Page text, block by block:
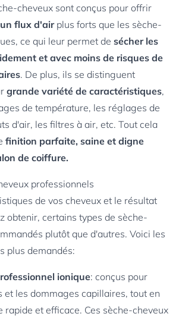
cheveux sont conçus pour offrir
flux d'airplus forts que les sèche-
ce qui leur permet de sécher les
et avec moins de risques de
. De plus, ils se distinguent
grande variété de caractéristiques,
de température, les réglages de
d'air, les filtres à air, etc. Tout cela
finition parfaite, saine et digne
de coiffure.
professionnels
de vos cheveux et le résultat
obtenir, certains types de sèche-
plutôt que d'autres. Voici les
plus demandés:
ionique: conçus pour
et les dommages capillaires, tout en
rapide et efficace. Ces sèche-cheveux